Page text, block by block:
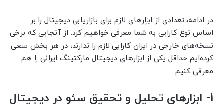
در ادامه، تعدادی از ابزارهای لازم برای بازاریابی دیجیتال را بر
اساس نوع کارایی به شما معرفی خواهیم کرد. از آنجایی که برخی
نسخه‌های خارجی در ایران کارایی لازم را ندارند، در هر بخش سعی
کرده‌ایم حداقل یکی از ابزارهای دیجیتال مارکتینگ ایرانی را هم
معرفی کنیم.
1- ابزارهای تحلیل و تحقیق سئو در دیجیتال